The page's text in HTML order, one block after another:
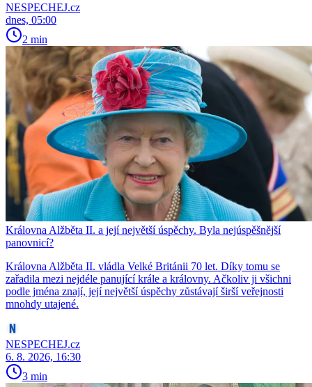
NESPECHEJ.cz
dnes, 05:00
2 min
Královna Alžběta II. a její největší úspěchy. Byla nejúspěšnější
panovnicí?
Královna Alžběta II. vládla Velké Británii 70 let. Díky tomu se
zařadila mezi nejdéle panující krále a královny. Ačkoliv ji všichni
podle jména znají, její největší úspěchy zůstávají širší veřejnosti
mnohdy utajené.
NESPECHEJ.cz
6. 8. 2026, 16:30
3 min